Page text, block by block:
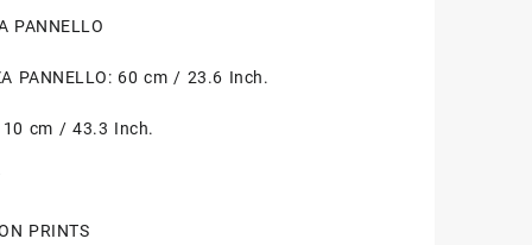
PANNELLO
PANNELLO: 60 cm / 23.6 Inch.
cm / 43.3 Inch.
PRINTS